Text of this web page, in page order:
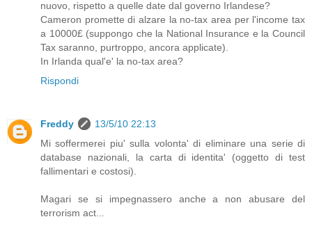
nuovo, rispetto a quelle date dal governo Irlandese?
Cameron promette di alzare la no-tax area per l'income tax
a 10000£ (suppongo che la National Insurance e la Council
Tax saranno, purtroppo, ancora applicate).
In Irlanda qual'e' la no-tax area?
Rispondi
Freddy
13/5/10 22:13
Mi soffermerei piu' sulla volonta' di eliminare una serie di
database nazionali, la carta di identita' (oggetto di test
fallimentari e costosi).
Magari se si impegnassero anche a non abusare del
terrorism act...